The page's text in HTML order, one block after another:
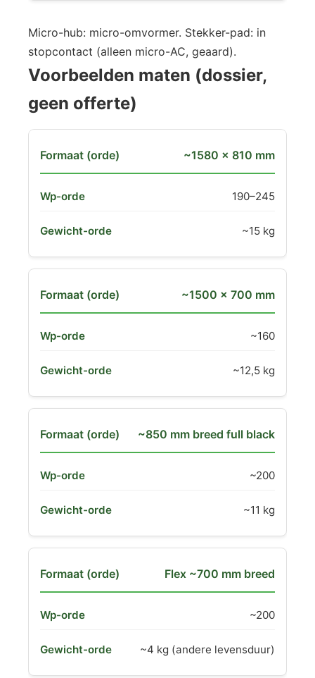
Micro-hub: micro-omvormer. Stekker-pad: in
stopcontact (alleen micro-AC, geaard).
Voorbeelden maten (dossier,
geen offerte)
~1580 × 810 mm
190–245
~15 kg
~1500 × 700 mm
~160
~12,5 kg
~850 mm breed full black
~200
~11 kg
Flex ~700 mm breed
~200
~4 kg (andere levensduur)